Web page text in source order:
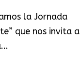
la Jornada
que nos invita a